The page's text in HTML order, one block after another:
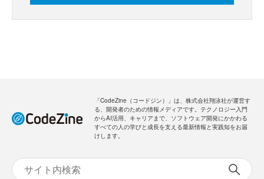
「CodeZine（コードジン）」は、株式会社翔泳社が運営す
る、開発者のための情報メディアです。テクノロジー入門
からAI活用、キャリアまで、ソフトウェア開発にかかわる
すべての人の学びと成長を支える最新情報と実践知をお届
けします。